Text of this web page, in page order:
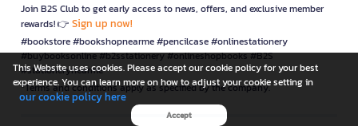
Join B2S Club to get early access to news, offers, and exclusive member
rewards! 👉 Sign up now!
#bookstore #bookshopnearme #pencilcase #onlinestationery
#buybooksonline #b2sstationery #onlineshopbooks #B2S
#stationerynearme
*Terms and conditions apply as specified by the company.
This Website uses cookies. Please accept our cookie policy for your best
experience. You can learn more on how to adjust your cookie setting in
our cookie policy here
Accept